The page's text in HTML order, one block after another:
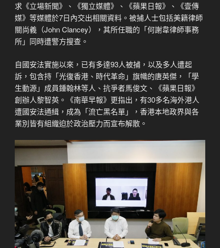
求《立場新聞》、《獨立媒體》、《蘋果日報》、《壹傳
媒》等媒體於7日內交出相關資料。被捕人士包括美籍律師
關尚義（John Clancey），其所任職的「何謝韋律師事務
所」同時遭警方搜查。
自國安法實施以來，已有多達93人被捕，以及多人遭起
訴，包含持「光復香港、時代革命」旗幟的唐英傑，「學
生動源」成員鍾翰林等人、抗爭者馬俊文、《蘋果日報》
創辦人黎智英。《南華早報》更指出，有30多名海外港人
遭國安法通緝，成為「流亡黑名單」，香港本地政界與各
業別皆有組織迫於政治壓力而宣布解散。